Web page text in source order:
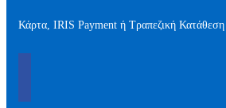
Κάρτα, IRIS Payment ή Τραπεζική Κατάθεση